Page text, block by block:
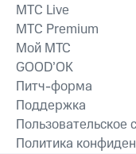
MTС Live
MTС Premium
Мой МТС
GOOD’OK
Питч-форма
Поддержка
Пользовательское
Политика